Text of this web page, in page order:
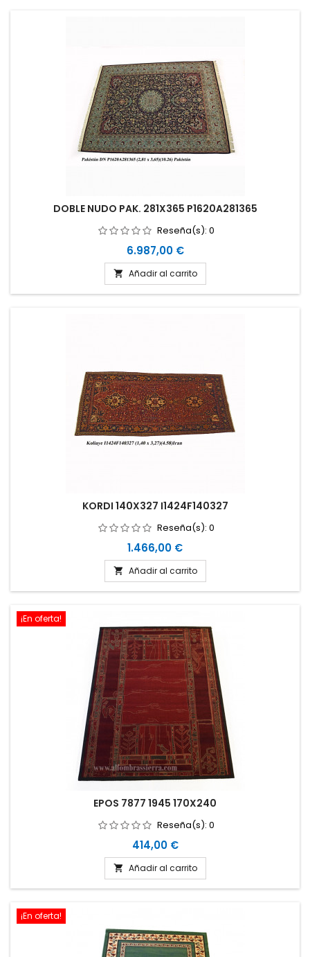
DOBLE NUDO PAK. 281X365 P1620A281365
Reseña(s): 0
Precio
6.987,00 €
 Añadir al carrito
KORDI 140X327 I1424F140327
Reseña(s): 0
Precio
1.466,00 €
 Añadir al carrito
¡En oferta!
EPOS 7877 1945 170X240
Reseña(s): 0
Precio
414,00 €
 Añadir al carrito
¡En oferta!